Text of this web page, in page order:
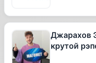
Джарахов
крутой